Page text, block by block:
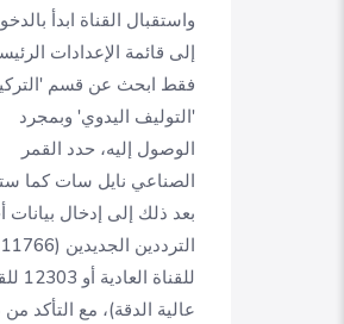
واستقبال القناة ابدأ
إلى قائمة الإعدادات
فقط ابحث عن قسم
'التوليف اليدوي' وبمجرد
الوصول إليه، حدد القمر
الصناعي نايل سات كما
بعد ذلك إلى إدخال بيانات
الترددين الجديدين (11766
للقناة
عالية الدقة)، مع التأكد